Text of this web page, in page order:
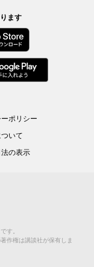
ます
ポリシー
いて
の表示
す。
作権は講談社が保有しま